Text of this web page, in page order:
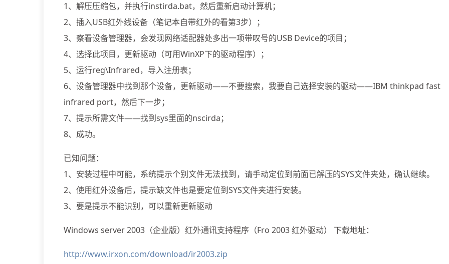
1、解压压缩包，并执行instirda.bat，然后重新启动计算机；
2、插入USB红外线设备（笔记本自带红外的看第3步）；
3、察看设备管理器，会发现网络适配器处多出一项带叹号的USB Device的项目；
4、选择此项目，更新驱动（可用WinXP下的驱动程序）；
5、运行reg\Infrared，导入注册表；
6、设备管理器中找到那个设备，更新驱动——不要搜索，我要自己选择安装的驱动——IBM thinkpad fast
infrared port，然后下一步；
7、提示所需文件——找到sys里面的nscirda；
8、成功。
已知问题：
1、安装过程中可能，系统提示个别文件无法找到，请手动定位到前面已解压的SYS文件夹处，确认继续。
2、使用红外设备后，提示缺文件也是要定位到SYS文件夹进行安装。
3、要是提示不能识别，可以重新更新驱动
Windows server 2003（企业版）红外通讯支持程序（Fro 2003 红外驱动） 下载地址：
http://www.irxon.com/download/ir2003.zip